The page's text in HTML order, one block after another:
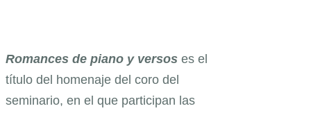
Romances de piano y versos es el
título del homenaje del coro del
seminario, en el que participan las